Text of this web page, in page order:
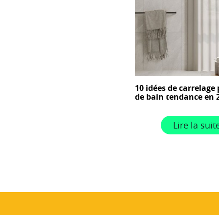
10 idées de
de bain tendance en
Lire la